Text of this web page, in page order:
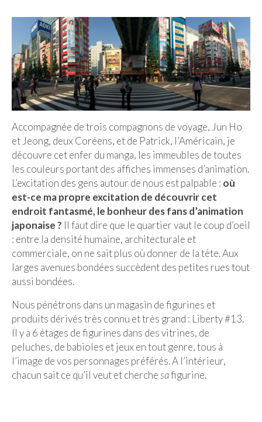
Penang
Singapour
Vietnam
Baie d’Halong
Hanoi
Hué
Mai Chau
Mu Cang Chai
Ninh Binh
Quy Nhon
EUROPE
France
La Réunion
Paris
Poitou
Accompagnée de trois compagnons de voyage, Jun Ho
et Jeong, deux Coréens, et de Patrick, l’Américain, je
découvre cet enfer du manga, les immeubles de toutes
les couleurs portant des affiches immenses d’animation.
L’excitation des gens autour de nous est palpable : où
est-ce ma propre excitation de découvrir cet
endroit fantasmé, le bonheur des fans d’animation
japonaise ? Il faut dire que le quartier vaut le coup d’oeil
: entre la densité humaine, architecturale et
commerciale, on ne sait plus où donner de la tête. Aux
larges avenues bondées succèdent des petites rues tout
aussi bondées.
Nous pénétrons dans un magasin de figurines et
produits dérivés très connu et très grand : Liberty #13.
Il y a 6 étages de figurines dans des vitrines, de
peluches, de babioles et jeux en tout genre, tous à
l’image de vos personnages préférés. A l’intérieur,
chacun sait ce qu’il veut et cherchesafigurine.